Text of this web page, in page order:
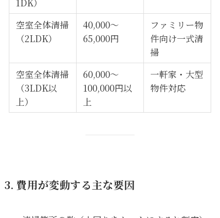
空室全体清掃
（2LDK）
40,000〜
65,000円
ファミリー物
件向け一式清
掃
空室全体清掃
（3LDK以
上）
60,000〜
100,000円以
上
一軒家・大型
物件対応
3. 費用が変動する主な要因